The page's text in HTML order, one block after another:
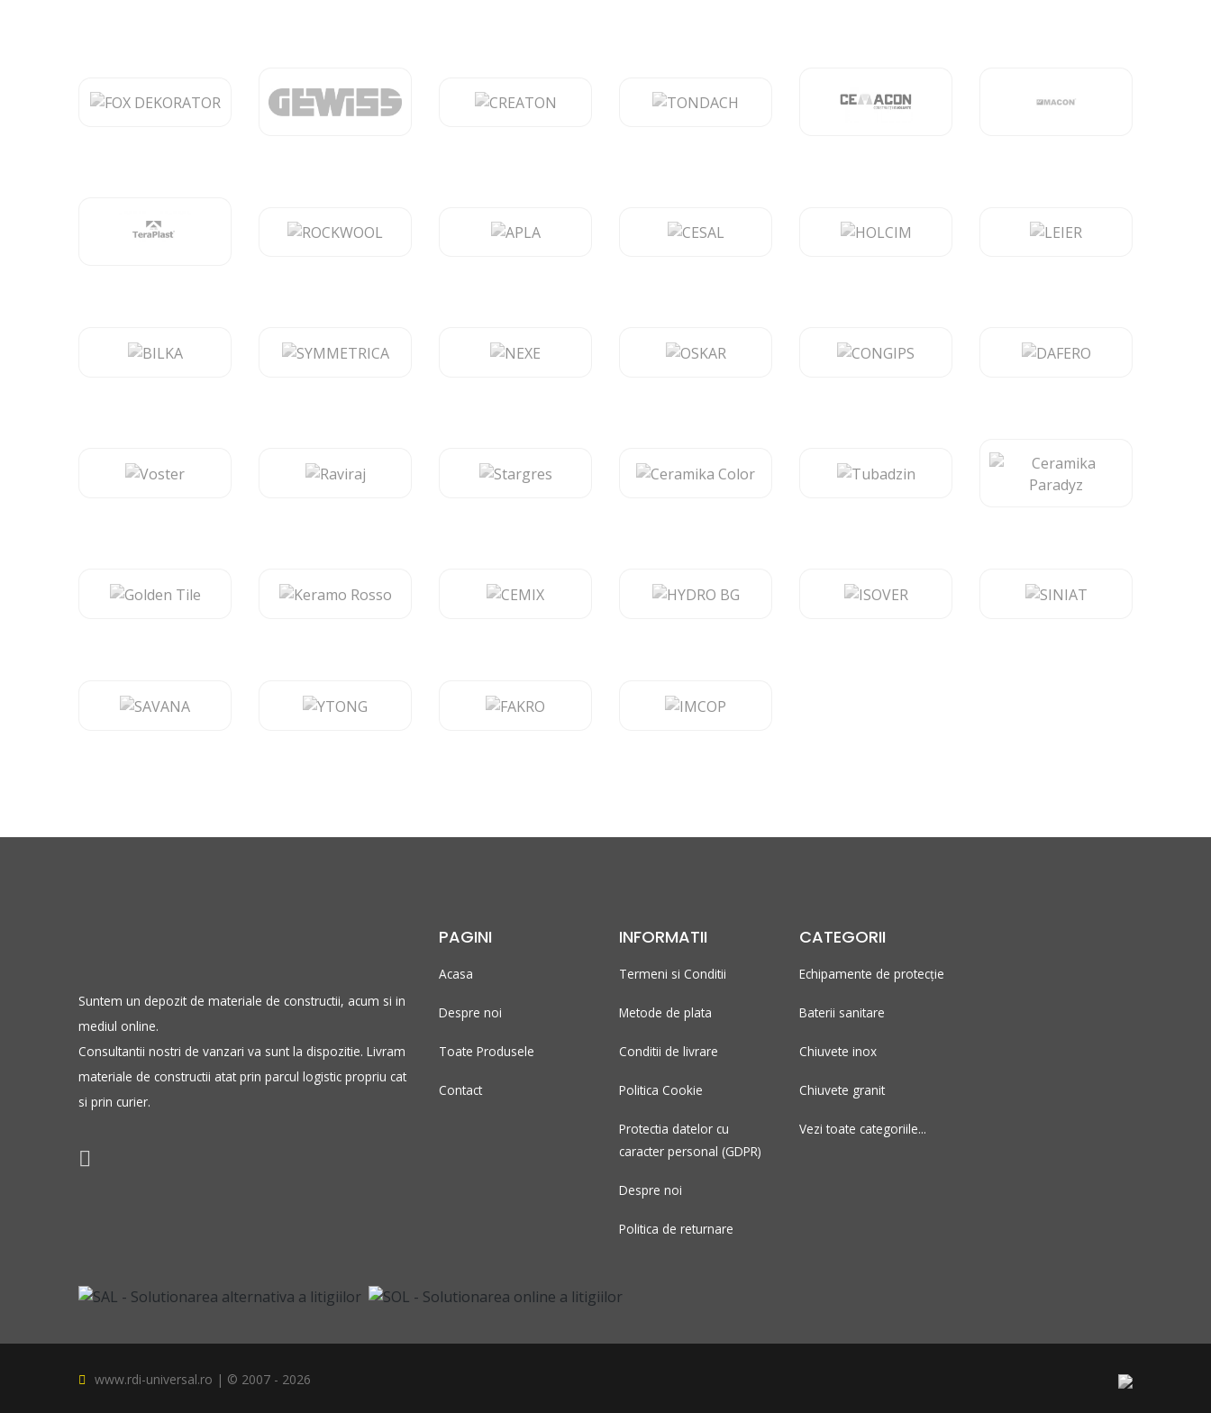
Suntem un depozit de materiale de constructii, acum si in
mediul online.
Consultantii nostri de vanzari va sunt la dispozitie. Livram
materiale de constructii atat prin parcul logistic propriu cat
si prin curier.
PAGINI
Acasa
Despre noi
Toate Produsele
Contact
INFORMATII
Termeni si Conditii
Metode de plata
Conditii de livrare
Politica Cookie
Protectia datelor cu
caracter personal (GDPR)
Despre noi
Politica de returnare
CATEGORII
Echipamente de protecție
Baterii sanitare
Chiuvete inox
Chiuvete granit
Vezi toate categoriile...
www.rdi-universal.ro | © 2007 - 2026